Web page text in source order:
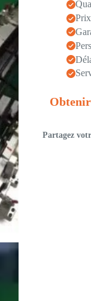
Partagez